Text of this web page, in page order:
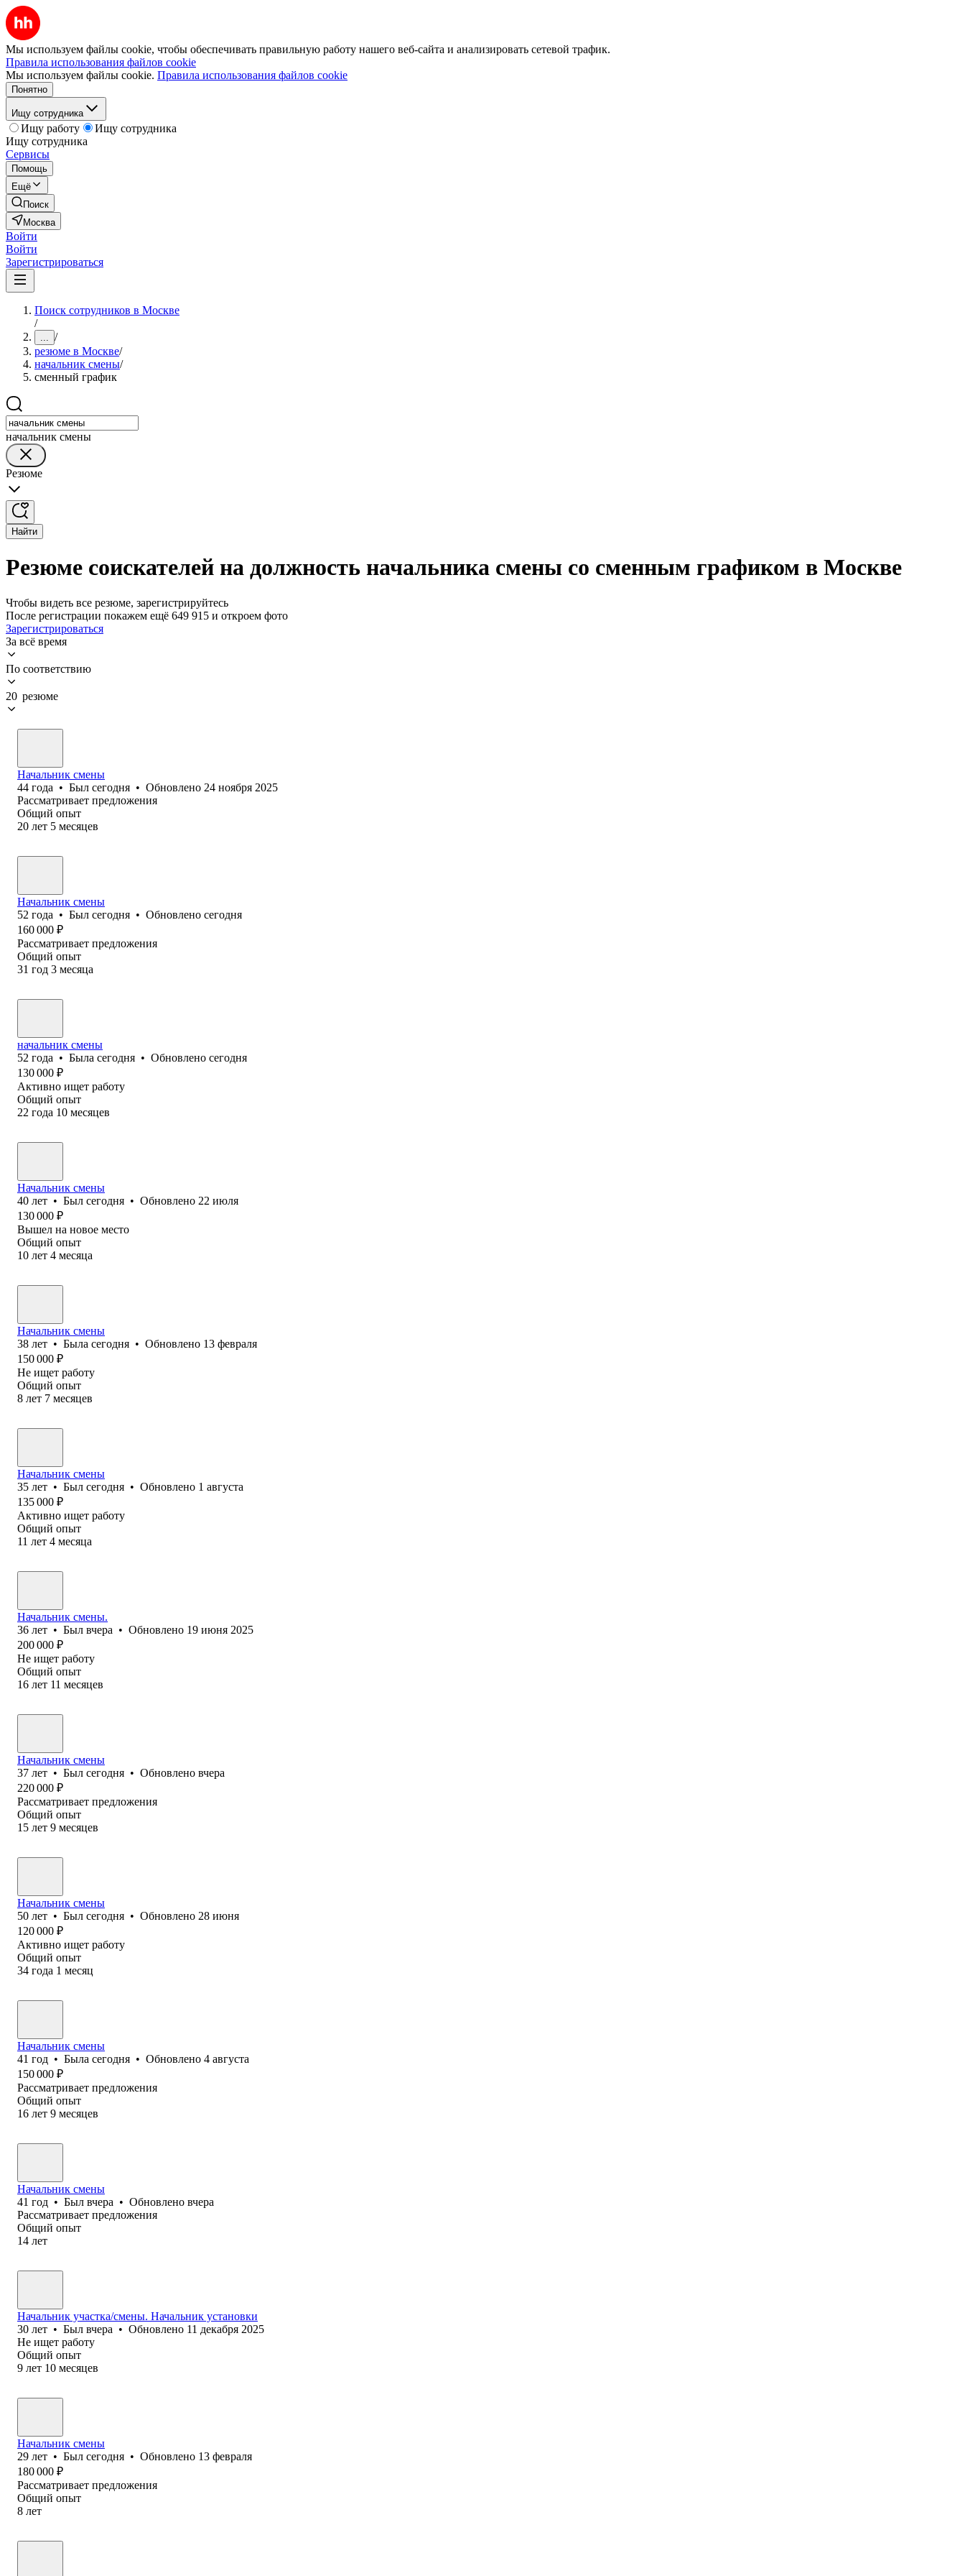
Мы используем файлы cookie, чтобы обеспечивать правильную работу нашего веб-сайта и анализировать сетевой трафик.
Правила использования файлов cookie
Мы используем файлы cookie. Правила использования файлов cookie
Понятно
Ищу сотрудника
Ищу работу
Ищу сотрудника
Ищу сотрудника
Сервисы
Помощь
Ещё
Поиск
Москва
Войти
Войти
Зарегистрироваться
Поиск сотрудников в Москве
/
... /
резюме в Москве/
начальник смены/
сменный график
начальник смены
Резюме
Найти
Резюме соискателей на должность начальника смены со сменным графиком в Москве
Чтобы видеть все резюме, зарегистрируйтесь
После регистрации покажем ещё 649 915 и откроем фото
Зарегистрироваться
За всё время
По соответствию
20 резюме
Начальник смены
44 года • Был сегодня • Обновлено 24 ноября 2025
Рассматривает предложения
Общий опыт
20 лет 5 месяцев
Начальник смены
52 года • Был сегодня • Обновлено сегодня
160 000 ₽
Рассматривает предложения
Общий опыт
31 год 3 месяца
начальник смены
52 года • Была сегодня • Обновлено сегодня
130 000 ₽
Активно ищет работу
Общий опыт
22 года 10 месяцев
Начальник смены
40 лет • Был сегодня • Обновлено 22 июля
130 000 ₽
Вышел на новое место
Общий опыт
10 лет 4 месяца
Начальник смены
38 лет • Была сегодня • Обновлено 13 февраля
150 000 ₽
Не ищет работу
Общий опыт
8 лет 7 месяцев
Начальник смены
35 лет • Был сегодня • Обновлено 1 августа
135 000 ₽
Активно ищет работу
Общий опыт
11 лет 4 месяца
Начальник смены.
36 лет • Был вчера • Обновлено 19 июня 2025
200 000 ₽
Не ищет работу
Общий опыт
16 лет 11 месяцев
Начальник смены
37 лет • Был сегодня • Обновлено вчера
220 000 ₽
Рассматривает предложения
Общий опыт
15 лет 9 месяцев
Начальник смены
50 лет • Был сегодня • Обновлено 28 июня
120 000 ₽
Активно ищет работу
Общий опыт
34 года 1 месяц
Начальник смены
41 год • Была сегодня • Обновлено 4 августа
150 000 ₽
Рассматривает предложения
Общий опыт
16 лет 9 месяцев
Начальник смены
41 год • Был вчера • Обновлено вчера
Рассматривает предложения
Общий опыт
14 лет
Начальник участка/смены. Начальник установки
30 лет • Был вчера • Обновлено 11 декабря 2025
Не ищет работу
Общий опыт
9 лет 10 месяцев
Начальник смены
29 лет • Был сегодня • Обновлено 13 февраля
180 000 ₽
Рассматривает предложения
Общий опыт
8 лет